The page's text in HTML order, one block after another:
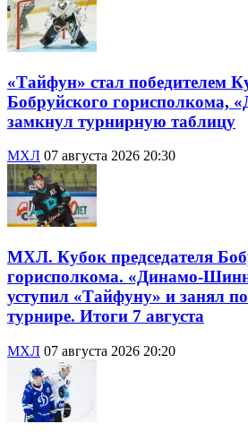
«Тайфун» стал победителем
Бобруйского горисполкома,
замкнул турнирную таблицу
МХЛ 07 августа 2026 20:30
МХЛ. Кубок председателя
горисполкома. «Динамо-
уступил «Тайфуну» и занял
турнире. Итоги 7 августа
МХЛ 07 августа 2026 20:20